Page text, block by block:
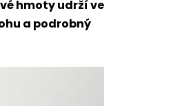
hmoty udrží ve
a podrobný